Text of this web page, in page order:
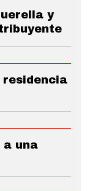
y
residencia
a una